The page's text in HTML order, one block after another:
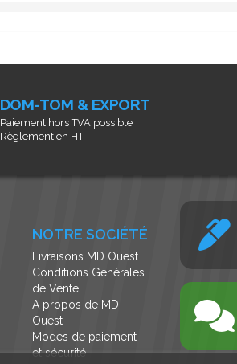
DOM-TOM & EXPORT
Paiement hors TVA possible
Règlement en HT
NOTRE SOCIÉTÉ
Livraisons MD Ouest
Conditions Générales
de Vente
A propos de MD
Ouest
Modes de paiement
et sécurité